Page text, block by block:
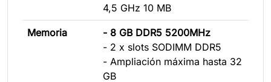
4,5 GHz 10 MB
Memoria
- 8 GB DDR5 5200MHz
- 2 x slots SODIMM DDR5
- Ampliación máxima hasta 32
GB